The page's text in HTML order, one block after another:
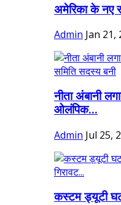
अमेरिका के नए
Admin Jan 21,
नीता अंबानी
ओलंपिक...
Admin Jul 25,
कस्टम ड्यूटी